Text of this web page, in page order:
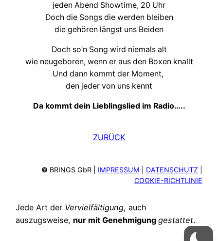
jeden Abend Showtime, 20 Uhr
Doch die Songs die werden bleiben
die gehören längst uns Beiden
Doch so’n Song wird niemals alt
wie neugeboren, wenn er aus den Boxen knallt
Und dann kommt der Moment,
den jeder von uns kennt
Da kommt dein Lieblingslied im Radio…..
ZURÜCK
© BRINGS GbR | IMPRESSUM DATENSCHUTZ
COOKIE-RICHTLINIE
Jede Art der Vervielfältigung, auch
auszugsweise, nur mit Genehmigung gestattet.